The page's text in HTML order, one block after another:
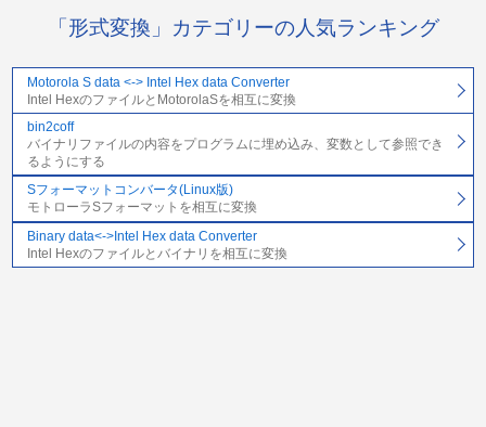
「形式変換」カテゴリーの人気ランキング
Motorola S data <-> Intel Hex data Converter
Intel HexのファイルとMotorolaSを相互に変換
bin2coff
バイナリファイルの内容をプログラムに埋め込み、変数として参照でき
るようにする
Sフォーマットコンバータ(Linux版)
モトローラSフォーマットを相互に変換
Binary data<->Intel Hex data Converter
Intel Hexのファイルとバイナリを相互に変換